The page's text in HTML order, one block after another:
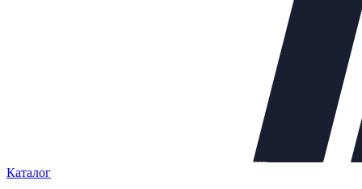
Каталог
+
Нержавеющая арматура